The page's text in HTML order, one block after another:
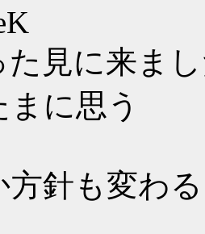
た見に来ま
に思う
方針も変わ